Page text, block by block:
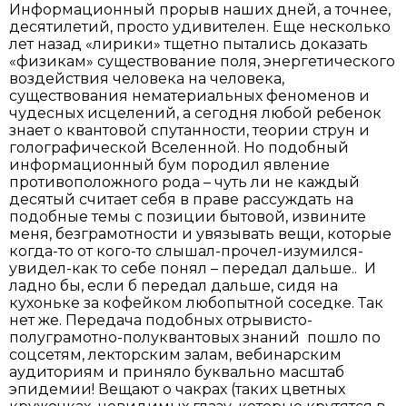
Информационный прорыв наших дней, а точнее,
десятилетий, просто удивителен. Еще несколько
лет назад «лирики» тщетно пытались доказать
«физикам» существование поля, энергетического
воздействия человека на человека,
существования нематериальных феноменов и
чудесных исцелений, а сегодня любой ребенок
знает о квантовой спутанности, теории струн и
голографической Вселенной. Но подобный
информационный бум породил явление
противоположного рода – чуть ли не каждый
десятый считает себя в праве рассуждать на
подобные темы с позиции бытовой, извините
меня, безграмотности и увязывать вещи, которые
когда-то от кого-то слышал-прочел-изумился-
увидел-как то себе понял – передал дальше.. И
ладно бы, если б передал дальше, сидя на
кухоньке за кофейком любопытной соседке. Так
нет же. Передача подобных отрывисто-
полуграмотно-полуквантовых знаний пошло по
соцсетям, лекторским залам, вебинарским
аудиториям и приняло буквально масштаб
эпидемии! Вещают о чакрах (таких цветных